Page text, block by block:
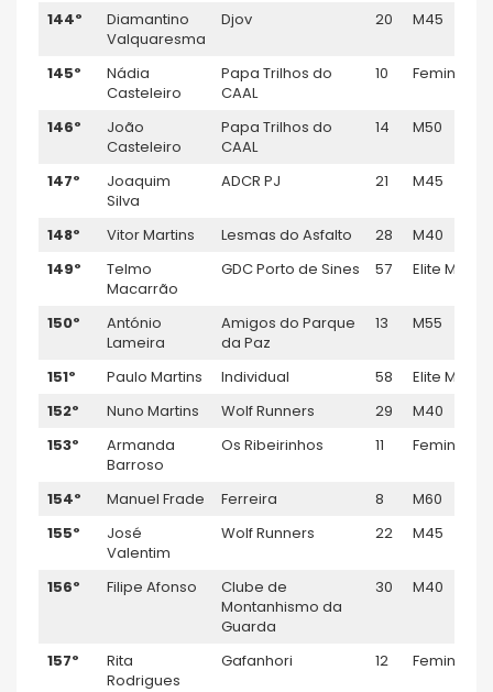
144º
Diamantino
Valquaresma
Djov 20 M45
145º
Nádia
Casteleiro
Papa Trilhos do
CAAL
10 Feminino
146º
João
Casteleiro
Papa Trilhos do
CAAL
14 M50
147º
Joaquim
Silva
ADCR PJ 21 M45
148º Vitor Martins Lesmas do Asfalto 28
M40
149º
Telmo
Macarrão
GDC Porto de Sines 57 Elite M
150º
António
Lameira
Amigos do Parque
da Paz
13 M55
151º Paulo Martins Individual 58
Elite M
152º
Nuno Martins Wolf Runners 29
M40
153º
Armanda
Barroso
Os Ribeirinhos 11 Feminino
154º Manuel Frade Ferreira 8
M60
155º
José
Valentim
Wolf Runners 22 M45
156º Filipe Afonso
Clube de
Montanhismo da
Guarda
30 M40
157º
Rita
Rodrigues
Gafanhori 12 Feminino